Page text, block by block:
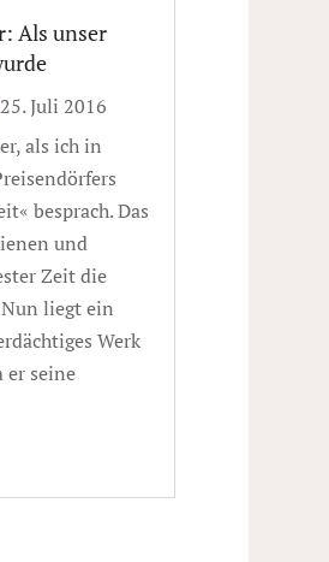
Als unser
25. Juli 2016
als ich in
besprach. Das
und
Zeit die
liegt ein
Werk
er seine